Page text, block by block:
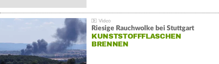
Riesige Rauchwolke bei Stuttgart
KUNSTSTOFFFLASCHEN
BRENNEN